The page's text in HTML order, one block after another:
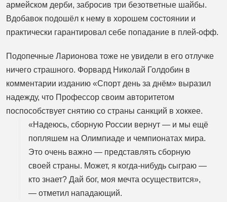
армейском дерби, забросив три безответные шайбы.
Вдобавок подошёл к нему в хорошем состоянии и
практически гарантировал себе попадание в плей-офф.
Подопечные Ларионова тоже не увидели в его отлучке
ничего страшного. Форвард Николай Голдобин в
комментарии изданию «Спорт день за днём» выразил
надежду, что Профессор своим авторитетом
поспособствует снятию со страны санкций в хоккее.
«Надеюсь, сборную России вернут — и мы ещё
попляшем на Олимпиаде и чемпионатах мира.
Это очень важно — представлять сборную
своей страны. Может, я когда-нибудь сыграю —
кто знает? Дай бог, моя мечта осуществится»,
— отметил нападающий.